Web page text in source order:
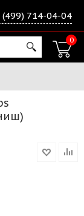
(499) 714-04-04
0